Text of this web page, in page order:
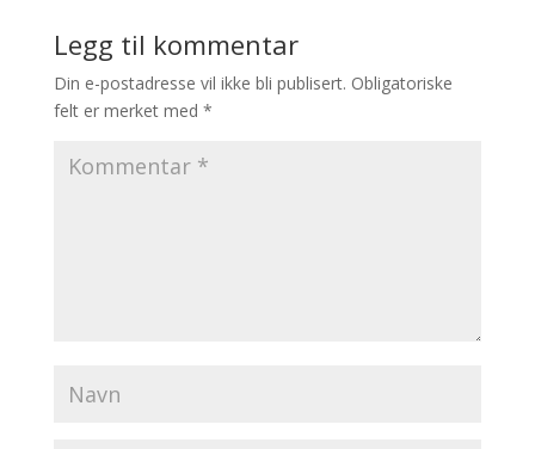
Legg til kommentar
Din e-postadresse vil ikke bli publisert. Obligatoriske
felt er merket med *